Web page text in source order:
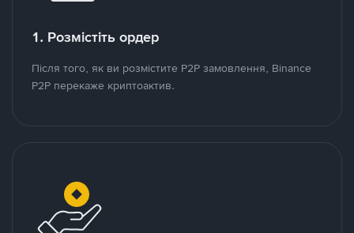
1. Розмістіть ордер
Після того, як ви розмістите P2P замовлення, Binance
P2P перекаже криптоактив.